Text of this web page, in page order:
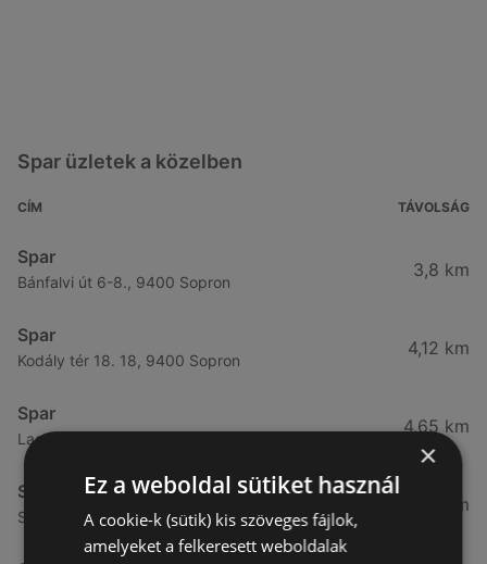
Spar üzletek a közelben
CÍM TÁVOLSÁG
Spar
Bánfalvi út 6-8., 9400 Sopron
3,8 km
Spar
Kodály tér 18. 18, 9400 Sopron
4,12 km
Spar
Lackner kristóf utca 29., 9400 Sopron
4,65 km
Spar
Selmeci utca 15-17., 9400 Sopron
4,76 km
×
Ez a weboldal sütiket használ
A cookie-k (sütik) kis szöveges fájlok,
amelyeket a felkeresett weboldalak